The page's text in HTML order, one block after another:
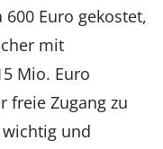
Euro gekostet,
mit
Mio. Euro
freie Zugang zu
und